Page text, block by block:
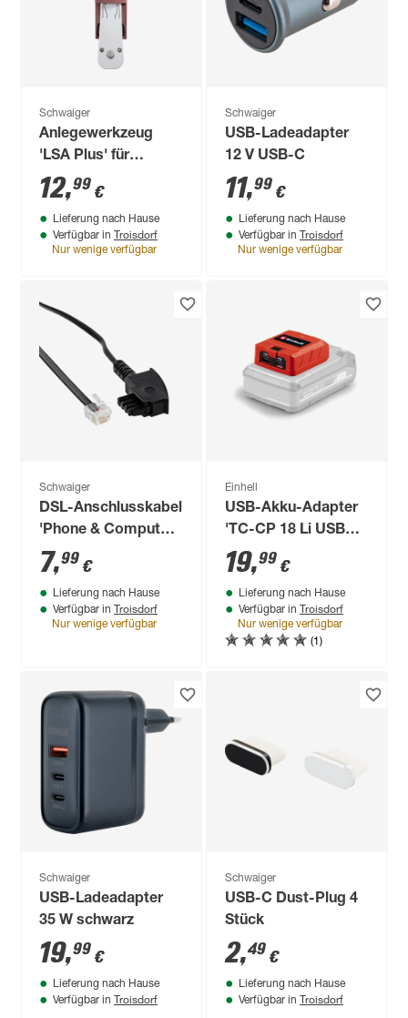
Schwaiger
Anlegewerkzeug
'LSA Plus' für
Netzwerkkabel
12,99 €
Lieferung nach Hause
Verfügbar in Troisdorf
Nur wenige verfügbar
Schwaiger
USB-Ladeadapter
12 V USB-C
11,99 €
Lieferung nach Hause
Verfügbar in Troisdorf
Nur wenige verfügbar
Schwaiger
DSL-Anschlusskabel
'Phone & Computer'
Standard 3 m
7,99 €
Lieferung nach Hause
Verfügbar in Troisdorf
Nur wenige verfügbar
Einhell
USB-Akku-Adapter
'TC-CP 18 Li USB
A/C-Solo'
19,99 €
Lieferung nach Hause
Verfügbar in Troisdorf
Nur wenige verfügbar
(1)
Schwaiger
USB-Ladeadapter
35 W schwarz
19,99 €
Lieferung nach Hause
Verfügbar in Troisdorf
Schwaiger
USB-C Dust-Plug 4
Stück
2,49 €
Lieferung nach Hause
Verfügbar in Troisdorf